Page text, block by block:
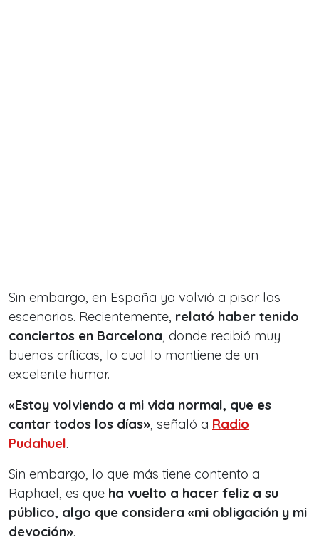
Sin embargo, en España ya volvió a pisar los
escenarios. Recientemente, relató haber tenido
conciertos en Barcelona, donde recibió muy
buenas críticas, lo cual lo mantiene de un
excelente humor.
«Estoy volviendo a mi vida normal, que es
cantar todos los días», señaló a Radio
Pudahuel.
Sin embargo, lo que más tiene contento a
Raphael, es que ha vuelto a hacer feliz a su
público, algo que considera «mi obligación y mi
devoción».